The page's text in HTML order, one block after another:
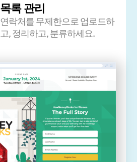
목록 관리
연락처를 무제한으로 업로드하
고, 정리하고, 분류하세요.